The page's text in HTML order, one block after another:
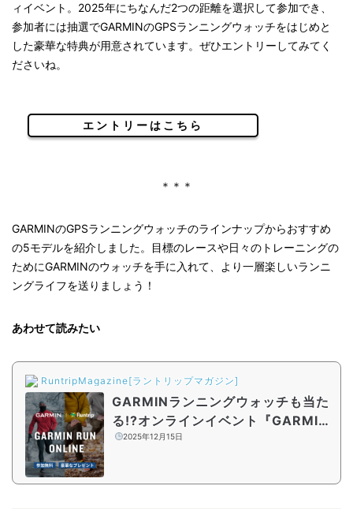
ィイベント。2025年にちなんだ2つの距離を選択して参加でき、
参加者には抽選でGARMINのGPSランニングウォッチをはじめと
した豪華な特典が用意されています。ぜひエントリーしてみてく
ださいね。
エントリーはこちら
＊＊＊
GARMINのGPSランニングウォッチのラインナップからおすすめ
の5モデルを紹介しました。目標のレースや日々のトレーニングの
ためにGARMINのウォッチを手に入れて、より一層楽しいランニ
ングライフを送りましょう！
あわせて読みたい
RuntripMagazine[ラントリップマガジン]
GARMINランニングウォッチも当た
る!?オンラインイベント『GARMIN
RUN ONLINE』開催中
2025年12月15日